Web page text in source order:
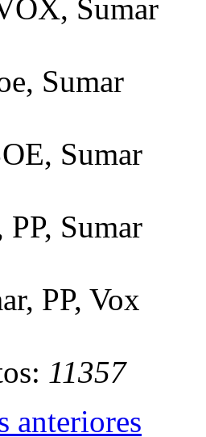
Sumar
Sumar
Sumar
Sumar
PP, Vox
11357
anteriores